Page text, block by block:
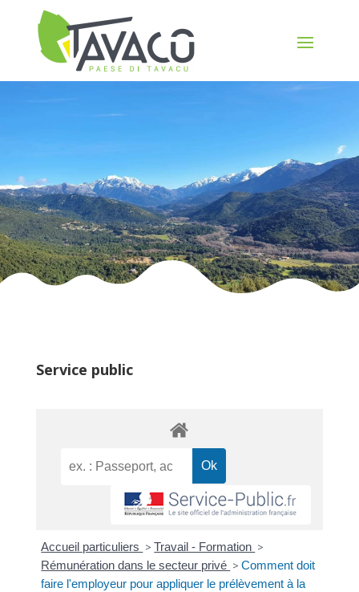
Service public
Accueil particuliers > Travail - Formation >
Rémunération dans le secteur privé > Comment doit
faire l'employeur pour appliquer le prélèvement à la